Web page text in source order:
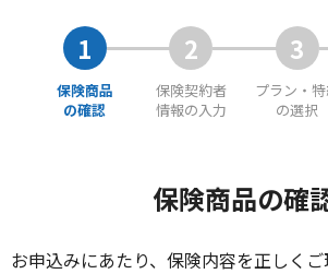
1
保険商品
の確認
2
保険契約者
情報の入力
3
プラン・
の選択
保険商品の確
お申込みにあたり、保険内容を正しく